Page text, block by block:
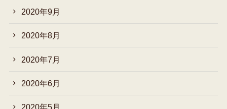
2020年9月
2020年8月
2020年7月
2020年6月
2020年5月